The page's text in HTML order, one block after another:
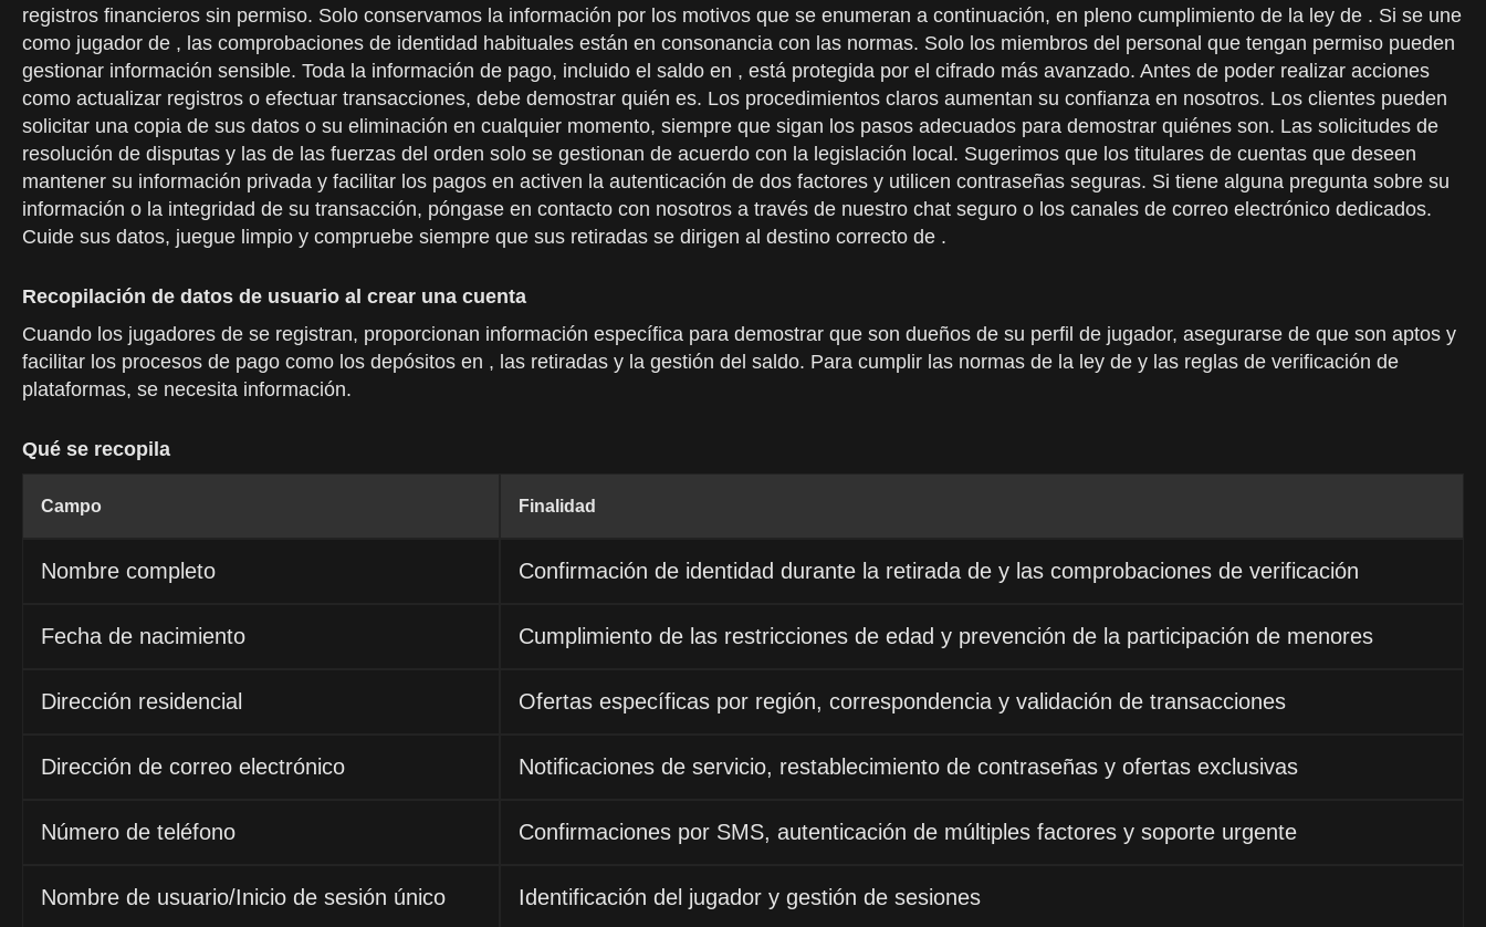
registros financieros sin permiso. Solo conservamos la información por los motivos que se enumeran a continuación, en pleno cumplimiento de la ley de . Si se une
como jugador de , las comprobaciones de identidad habituales están en consonancia con las normas. Solo los miembros del personal que tengan permiso pueden
gestionar información sensible. Toda la información de pago, incluido el saldo en , está protegida por el cifrado más avanzado. Antes de poder realizar acciones
como actualizar registros o efectuar transacciones, debe demostrar quién es. Los procedimientos claros aumentan su confianza en nosotros. Los clientes pueden
solicitar una copia de sus datos o su eliminación en cualquier momento, siempre que sigan los pasos adecuados para demostrar quiénes son. Las solicitudes de
resolución de disputas y las de las fuerzas del orden solo se gestionan de acuerdo con la legislación local. Sugerimos que los titulares de cuentas que deseen
mantener su información privada y facilitar los pagos en activen la autenticación de dos factores y utilicen contraseñas seguras. Si tiene alguna pregunta sobre su
información o la integridad de su transacción, póngase en contacto con nosotros a través de nuestro chat seguro o los canales de correo electrónico dedicados.
Cuide sus datos, juegue limpio y compruebe siempre que sus retiradas se dirigen al destino correcto de .
Recopilación de datos de usuario al crear una cuenta
Cuando los jugadores de se registran, proporcionan información específica para demostrar que son dueños de su perfil de jugador, asegurarse de que son aptos y
facilitar los procesos de pago como los depósitos en , las retiradas y la gestión del saldo. Para cumplir las normas de la ley de y las reglas de verificación de
plataformas, se necesita información.
Qué se recopila
Campo Finalidad
Nombre completo Confirmación de identidad durante la retirada de y las comprobaciones de verificación
Fecha de nacimiento Cumplimiento de las restricciones de edad y prevención de la participación de menores
Dirección residencial Ofertas específicas por región, correspondencia y validación de transacciones
Dirección de correo electrónico Notificaciones de servicio, restablecimiento de contraseñas y ofertas exclusivas
Número de teléfono Confirmaciones por SMS, autenticación de múltiples factores y soporte urgente
Nombre de usuario/Inicio de sesión único Identificación del jugador y gestión de sesiones